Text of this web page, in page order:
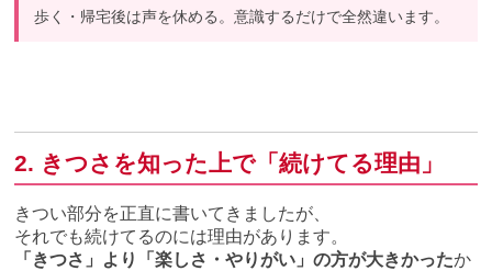
歩く・帰宅後は声を休める。意識するだけで全然違います。
2. きつさを知った上で「続けてる理由」
きつい部分を正直に書いてきましたが、
それでも続けてるのには理由があります。
「きつさ」より「楽しさ・やりがい」の方が大きかったか